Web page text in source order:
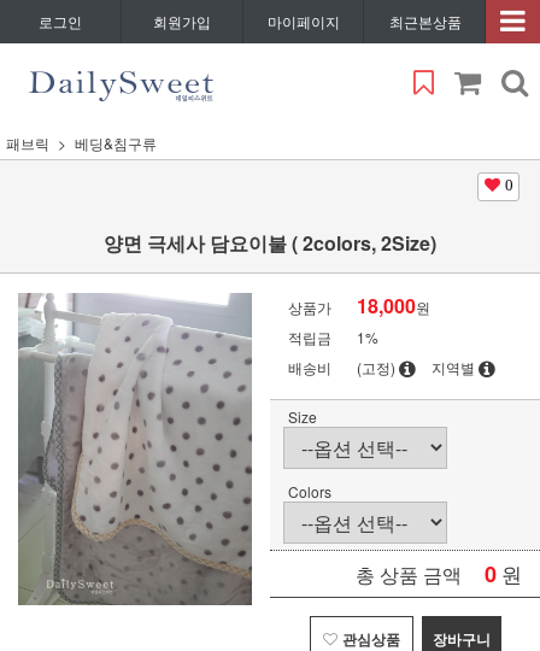
로그인 회원가입 마이페이지 최근본상품
패브릭 베딩&침구류
0
양면 극세사 담요이불 ( 2colors, 2Size)
상품가 18,000원
적립금
1%
배송비
(고정) 지역별
Size
Colors
총 상품 금액 0 원
관심상품 장바구니